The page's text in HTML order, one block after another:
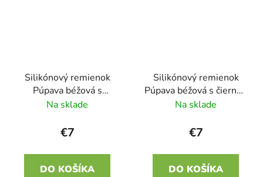
Silikónový remienok
Púpava béžová s
orieškovou 22mm
Na sklade
€7
DO KOŠÍKA
Silikónový remienok
Púpava béžová s čiernou
22mm
Na sklade
€7
DO KOŠÍKA